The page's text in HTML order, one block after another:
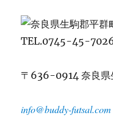
TEL.0745-45-
〒636-0914 奈良
info@buddy-futsal.com